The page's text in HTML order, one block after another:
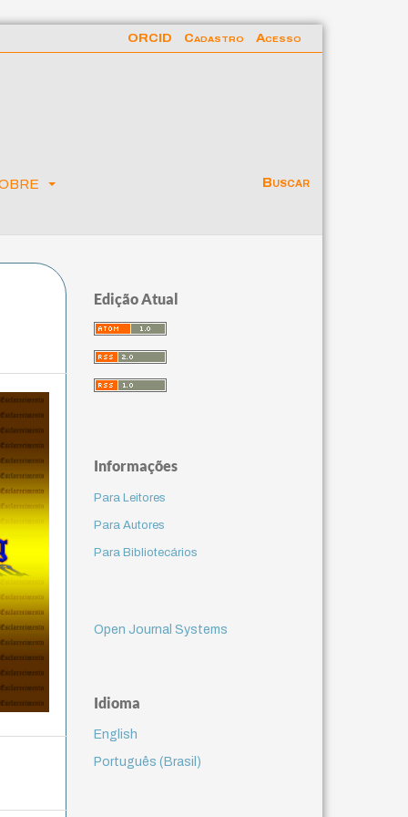
Buscar
ORCID Cadastro Acesso
Edição Atual
Informações
Para Leitores
Para Autores
Para Bibliotecários
Open Journal Systems
Idioma
English
Português (Brasil)